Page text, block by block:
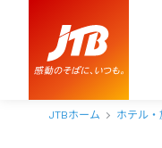
JTBホーム ホテル・